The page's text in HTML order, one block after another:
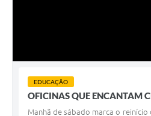
EDUCAÇÃO
OFICINAS QUE ENCANTAM
Manhã de sábado marca o reinício